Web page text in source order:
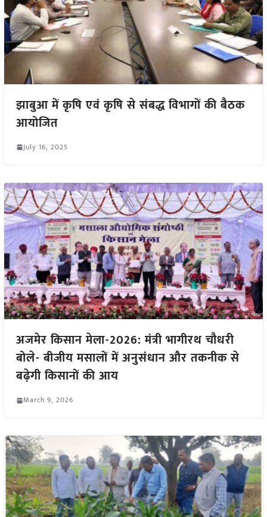
झाबुआ में कृषि एवं कृषि से संबद्ध विभागों की बैठक
आयोजित
July 16, 2025
अजमेर किसान मेला-2026: मंत्री भागीरथ चौधरी
बोले- बीजीय मसालों में अनुसंधान और तकनीक से
बढ़ेगी किसानों की आय
March 9, 2026